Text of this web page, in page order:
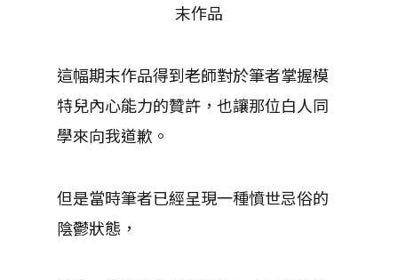
末作品
這幅期末作品得到老師對於筆者掌握模
特兒內心能力的贊許，也讓那位白人同
學來向我道歉。
但是當時筆者已經呈現一種憤世忌俗的
陰鬱狀態，